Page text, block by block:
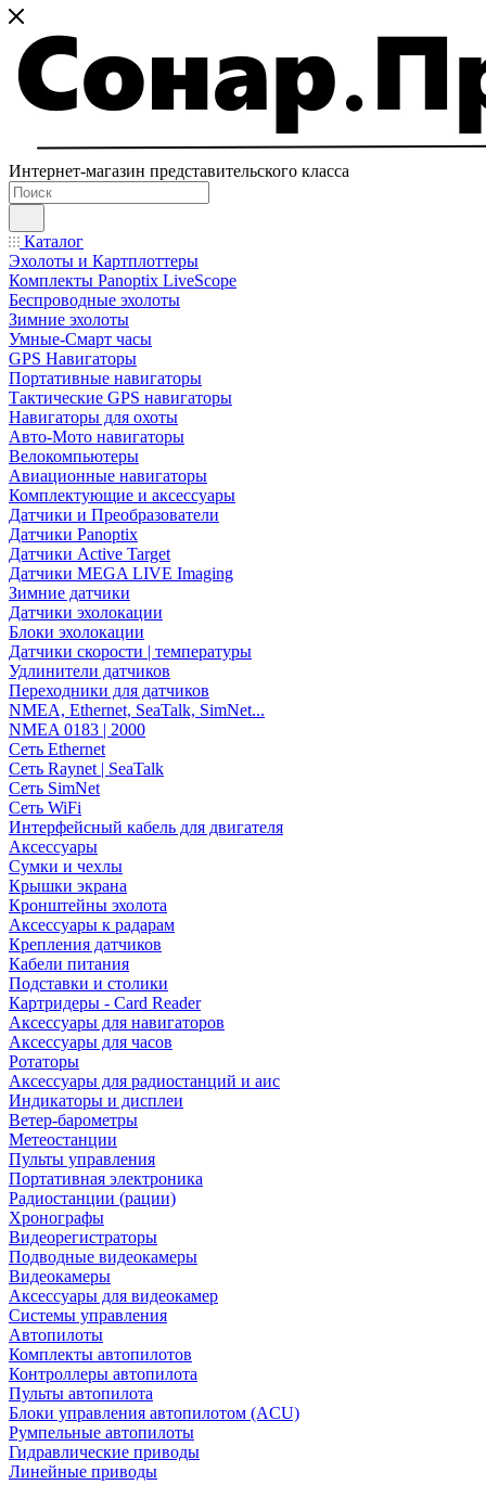
Интернет-магазин представительского класса
Каталог
Эхолоты и Картплоттеры
Комплекты Panoptix LiveScope
Беспроводные эхолоты
Зимние эхолоты
Умные-Смарт часы
GPS Навигаторы
Портативные навигаторы
Тактические GPS навигаторы
Навигаторы для охоты
Авто-Мото навигаторы
Велокомпьютеры
Авиационные навигаторы
Комплектующие и аксессуары
Датчики и Преобразователи
Датчики Panoptix
Датчики Active Target
Датчики MEGA LIVE Imaging
Зимние датчики
Датчики эхолокации
Блоки эхолокации
Датчики скорости | температуры
Удлинители датчиков
Переходники для датчиков
NMEA, Ethernet, SeaTalk, SimNet...
NMEA 0183 | 2000
Сеть Ethernet
Сеть Raynet | SeaTalk
Сеть SimNet
Сеть WiFi
Интерфейсный кабель для двигателя
Аксессуары
Сумки и чехлы
Крышки экрана
Кронштейны эхолота
Аксессуары к радарам
Крепления датчиков
Кабели питания
Подставки и столики
Картридеры - Card Reader
Аксессуары для навигаторов
Аксессуары для часов
Ротаторы
Аксессуары для радиостанций и аис
Индикаторы и дисплеи
Ветер-барометры
Метеостанции
Пульты управления
Портативная электроника
Радиостанции (рации)
Хронографы
Видеорегистраторы
Подводные видеокамеры
Видеокамеры
Аксессуары для видеокамер
Системы управления
Автопилоты
Комплекты автопилотов
Контроллеры автопилота
Пульты автопилота
Блоки управления автопилотом (ACU)
Румпельные автопилоты
Гидравлические приводы
Линейные приводы